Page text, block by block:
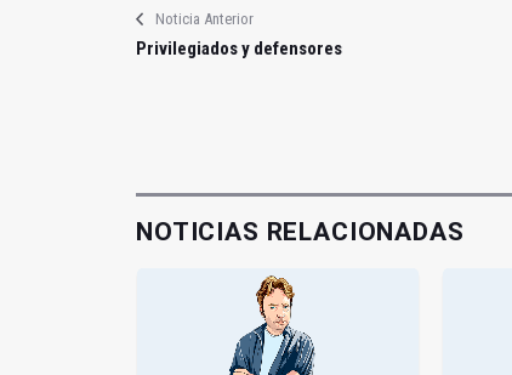
Noticia Anterior
Privilegiados y defensores
NOTICIAS RELACIONADAS